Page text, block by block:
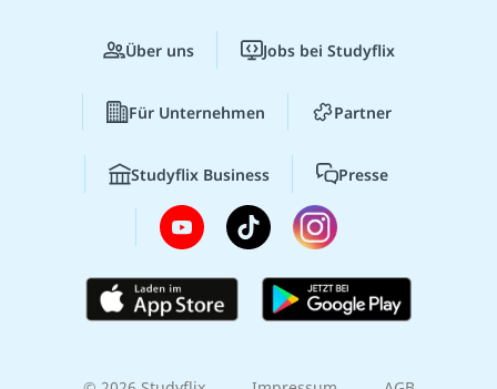
Über uns Jobs bei Studyflix
Für Unternehmen Partner
Studyflix Business Presse